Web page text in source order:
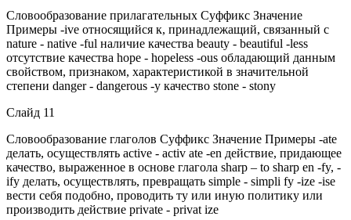
Словообразование прилагательных Суффикс Значение
Примеры -ive относящийся к, принадлежащий, связанный с
nature - native -ful наличие качества beauty - beautiful -less
отсутствие качества hope - hopeless -ous обладающий данным
свойством, признаком, характеристикой в значительной
степени danger - dangerous -y качество stone - stony
Слайд 11
Словообразование глаголов Суффикс Значение Примеры -ate
делать, осуществлять active - activ ate -en действие, придающее
качество, выраженное в основе глагола sharp – to sharp en -fy, -
ify делать, осуществлять, превращать simple - simpli fy -ize -ise
вести себя подобно, проводить ту или иную политику или
производить действие private - privat ize